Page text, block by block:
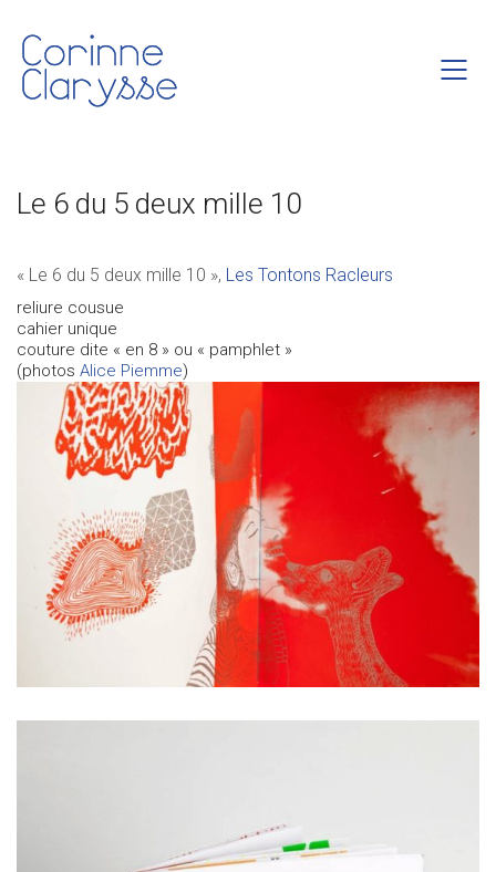
Le 6 du 5 deux mille 10
« Le 6 du 5 deux mille 10 », Les Tontons Racleurs
reliure cousue
cahier unique
couture dite « en 8 » ou « pamphlet »
(photos Alice Piemme)